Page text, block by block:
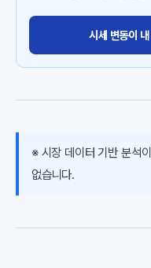
시세 변동이
※ 시장 데이터 기반 분석
없습니다.